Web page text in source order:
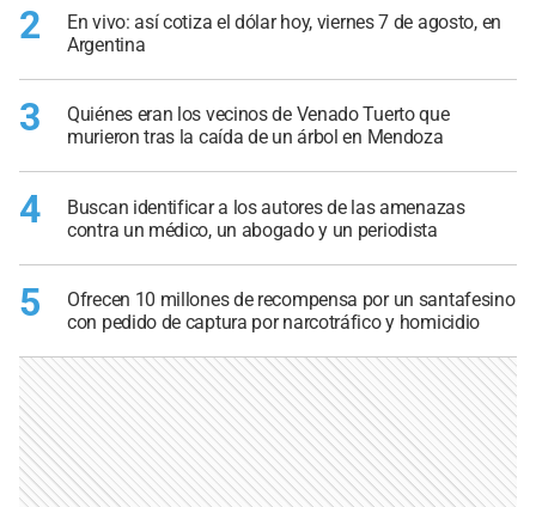
2
En vivo: así cotiza el dólar hoy, viernes 7 de agosto, en
Argentina
3
Quiénes eran los vecinos de Venado Tuerto que
murieron tras la caída de un árbol en Mendoza
4
Buscan identificar a los autores de las amenazas
contra un médico, un abogado y un periodista
5
Ofrecen 10 millones de recompensa por un santafesino
con pedido de captura por narcotráfico y homicidio